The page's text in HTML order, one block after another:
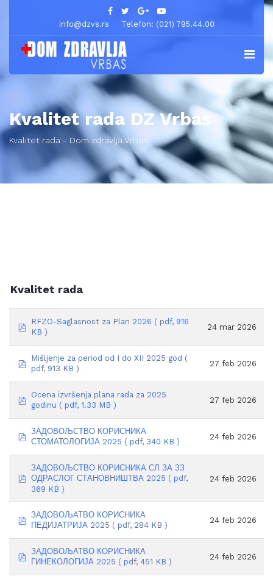
info@dzvs.rs Telefon: (021) 795.44.00
Kvalitet rada DZ Vrbas
Kvalitet rada - Dom zdravlja Vrbas
Kvalitet rada
pdfRFZO-Saglasnost za Plan 2026 ( pdf, 916
KB )
24 mar 2026
pdfMišljenje za period od I do XII 2025 god (
pdf, 913 KB )
27 feb 2026
pdfOcena izvršenja plana rada za 2025
godinu ( pdf, 1.33 MB )
27 feb 2026
pdfЗАДОВОЉСТВО КОРИСНИКА
СТОМАТОЛОГИЈА 2025 ( pdf, 340 KB )
24 feb 2026
pdf
ЗАДОВОЉСТВО КОРИСНИКА СЛ ЗА ЗЗ
ОДРАСЛОГ СТАНОВНИШТВА 2025 ( pdf,
369 KB )
24 feb 2026
pdfЗАДОВОЉАТВО КОРИСНИКА
ПЕДИЈАТРИЈА 2025 ( pdf, 284 KB )
24 feb 2026
pdfЗАДОВОЉАТВО КОРИСНИКА
ГИНЕКОЛОГИЈА 2025 ( pdf, 451 KB )
24 feb 2026